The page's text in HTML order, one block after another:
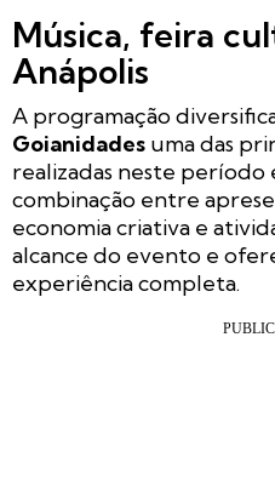
Música, feira
Anápolis
A programação
Goianidades uma das
realizadas neste período
combinação entre
economia criativa e
alcance do evento e
experiência completa.